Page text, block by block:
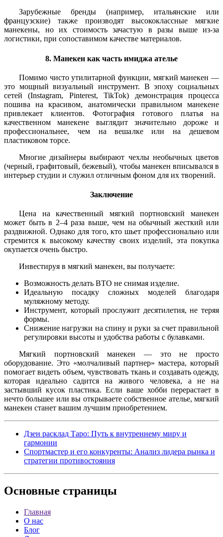
Зарубежные бренды (например, итальянские или
французские) также производят высококлассные мягкие
манекены, но их стоимость зачастую в разы выше из-за
логистики, при сопоставимом качестве материалов.
8. Манекен как часть имиджа ателье
Помимо чисто утилитарной функции, мягкий манекен —
это мощный визуальный инструмент. В эпоху социальных
сетей (Instagram, Pinterest, TikTok) демонстрация процесса
пошива на красивом, анатомически правильном манекене
привлекает клиентов. Фотография готового платья на
качественном манекене выглядит значительно дороже и
профессиональнее, чем на вешалке или на дешевом
пластиковом торсе.
Многие дизайнеры выбирают чехлы необычных цветов
(черный, графитовый, бежевый), чтобы манекен вписывался в
интерьер студии и служил отличным фоном для их творений.
Заключение
Цена на качественный мягкий портновский манекен
может быть в 2–4 раза выше, чем на обычный жесткий или
раздвижной. Однако для того, кто шьет профессионально или
стремится к высокому качеству своих изделий, эта покупка
окупается очень быстро.
Инвестируя в мягкий манекен, вы получаете:
Возможность делать ВТО не снимая изделие.
Идеальную посадку сложных моделей благодаря
муляжному методу.
Инструмент, который прослужит десятилетия, не теряя
формы.
Снижение нагрузки на спину и руки за счет правильной
регулировки высоты и удобства работы с булавками.
Мягкий портновский манекен — это не просто
оборудование. Это «молчаливый партнер» мастера, который
помогает видеть объем, чувствовать ткань и создавать одежду,
которая идеально садится на живого человека, а не на
застывший кусок пластика. Если ваше хобби перерастает в
нечто большее или вы открываете собственное ателье, мягкий
манекен станет вашим лучшим приобретением.
Дзен расклад Таро: Путь к внутреннему миру и
гармонии
Спортмастер и его конкуренты: Анализ лидера рынка и
стратегии противостояния
Основные страницы
Главная
О нас
Блог